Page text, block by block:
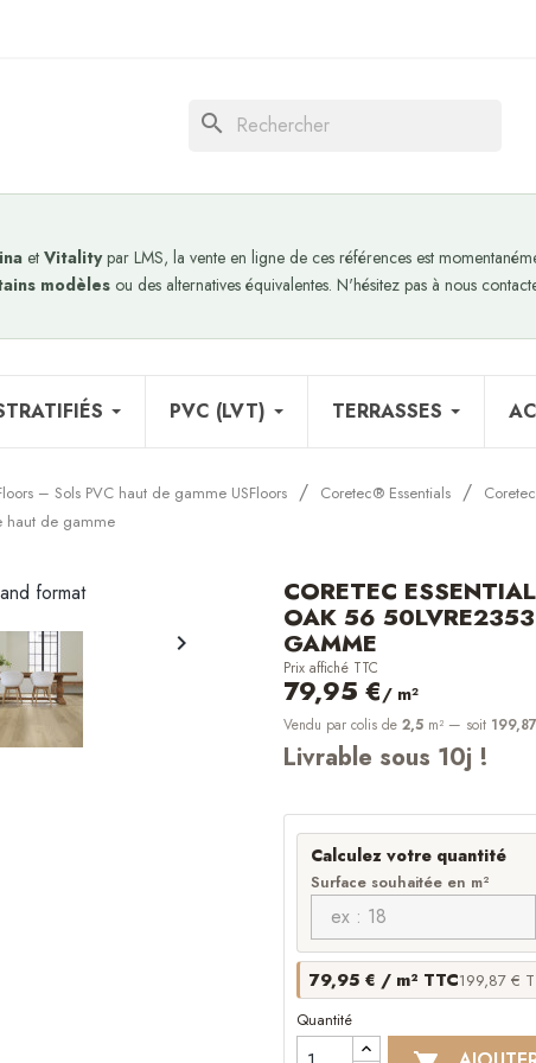
search
et Vitalitypar LMS, la vente en ligne de ces références est
modèles ou des alternatives équivalentes. N'hésitez pas à nous
PVC (LVT) TERRASSES
– Sols PVC haut de gamme USFloors Coretec® Essentials
haut de gamme

CORETEC
OAK 56 50LVRE2353
GAMME
Prix affiché TTC
79,95 €/ m²
Vendu par colis de 2,5 m² — soit
Livrable sous 10j !
Calculez votre quantité
Surface souhaitée en m²
79,95 € / m² TTC199,87 €
Quantité